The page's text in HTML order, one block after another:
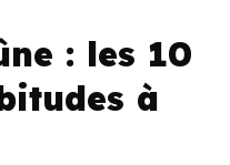
: les 10
à